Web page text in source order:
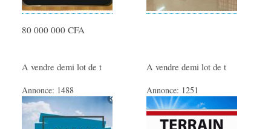
80 000 000 CFA
A vendre demi lot de t
Annonce: 1488
A vendre demi lot de t
Annonce: 1251